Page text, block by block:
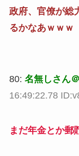
政府、官僚が総
るかなあｗｗｗ
80: 名無しさん
16:49:22.78
まだ年金とか郵